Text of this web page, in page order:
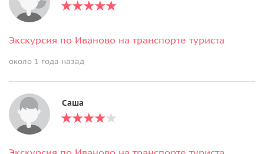
Экскурсия по Иваново на транспорте туриста
около 1 года назад
Cаша